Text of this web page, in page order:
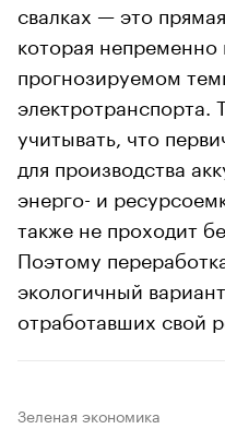
свалках — это
которая непременно
прогнозируемом
электротранспорта.
учитывать, что
для производства
энерго- и
также не проходит
Поэтому
экологичный
отработавших свой
Зеленая экономика